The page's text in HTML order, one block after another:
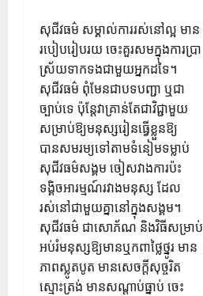
សុជីវធម៌ សម្គាល់ការរស់នៅល្អ មាន
របៀបរៀបរយ ចេះគួរសមក្នុងការប្រា
ស្រ័យទាកទងជាមួយអ្នកដទៃ។
សុជីវធម៌ ពុំមែនជាបទបញ្ជា ឬជា
ច្បាប់ទេ ប៉ុន្តែវាគ្រាន់តែជាវិជ្ជាមួយ
សម្រាប់ឱ្យមនុស្សរៀនធ្វើខ្លួនឱ្យ
បានសមរម្យទៅតាមទំនៀមទម្លាប់
សុជីវធម៌សង្គម ចៀសវាងការប៉ះ
ទង្គិចអារម្មណ៍រវាងមនុស្ស ដែល
រស់នៅជាមួយគ្នានៅក្នុងសង្គម។
សុជីវធម៌ ជាសោភ័ណ និងវិធីសម្រាប់
អប់រំមនុស្សឱ្យមានឬកពាថ្លៃថ្នូរ មាន
ភាពស្លូតបូត មានសេចក្តីសុច្ចរិត
ស្មោះត្រង់ មានសណ្តាប់ធ្នាប់ ចេះ